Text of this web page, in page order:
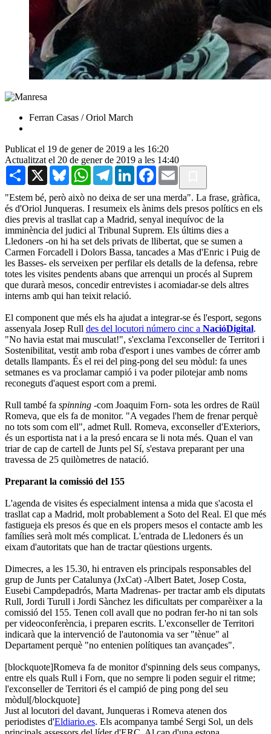
Ferran Casas / Oriol March
Publicat el 19 de gener de 2019 a les 16:20
Actualitzat el 20 de gener de 2019 a les 14:40
Share X BlueskyWhatsAppTelegramLinkedInFacebook
Email
"Estem bé, però això no deixa de ser una merda". La frase, gràfica,
és d'Oriol Junqueras. I resumeix els ànims dels presos polítics en els
dies previs al trasllat cap a Madrid, senyal inequívoc de la
imminència del judici al Tribunal Suprem. Els últims dies a
Lledoners -on hi ha set dels privats de llibertat, que se sumen a
Carmen Forcadell i Dolors Bassa, tancades a Mas d'Enric i Puig de
les Basses- els serveixen per perfilar els detalls de la defensa, rebre
totes les visites pendents abans que arrenqui un procés al Suprem
que durarà mesos, concedir entrevistes i acomiadar-se dels altres
interns amb qui han teixit relació.
El component que més els ha ajudat a integrar-se és l'esport, segons
assenyala Josep Rull des del locutori número cinc a NacióDigital.
"No havia estat mai musculat!", s'exclama l'exconseller de Territori i
Sostenibilitat, vestit amb roba d'esport i unes vambes de córrer amb
detalls llampants. És el rei del ping-pong del seu mòdul: fa unes
setmanes es va proclamar campió i va poder pilotejar amb noms
reconeguts d'aquest esport com a premi.
Rull també fa spinning -com Joaquim Forn- sota les ordres de Raül
Romeva, que els fa de monitor. "A vegades l'hem de frenar perquè
no tots som com ell", admet Rull. Romeva, exconseller d'Exteriors,
és un esportista nat i a la presó encara se li nota més. Quan el van
triar de cap de cartell de Junts pel Sí, s'estava preparant per una
travessa de 25 quilòmetres de natació.
Preparant la comissió del 155
L'agenda de visites és especialment intensa a mida que s'acosta el
trasllat cap a Madrid, molt probablement a Soto del Real. El que més
fastigueja els presos és que en els propers mesos el contacte amb les
famílies serà molt més complicat. L'entrada de Lledoners és un
eixam d'autoritats que han de tractar qüestions urgents.
Dimecres, a les 15.30, hi entraven els principals responsables del
grup de Junts per Catalunya (JxCat) -Albert Batet, Josep Costa,
Eusebi Campdepadrós, Marta Madrenas- per tractar amb els diputats
Rull, Jordi Turull i Jordi Sànchez les dificultats per comparèixer a la
comissió del 155. Tenen coll avall que no podran fer-ho ni tan sols
per videoconferència, i preparen escrits. L'exconseller de Territori
indicarà que la intervenció de l'autonomia va ser "tènue" al
Departament perquè "no entenien polítiques tan avançades".
[blockquote]Romeva fa de monitor d'spinning dels seus companys,
entre els quals Rull i Forn, que no sempre li poden seguir el ritme;
l'exconseller de Territori és el campió de ping pong del seu
mòdul[/blockquote]
Just al locutori del davant, Junqueras i Romeva atenen dos
periodistes d'Eldiario.es. Els acompanya també Sergi Sol, un dels